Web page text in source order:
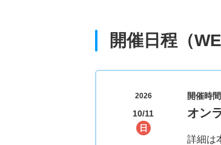
開催日程（
2026
10/11
日
開催時
オン
詳細は